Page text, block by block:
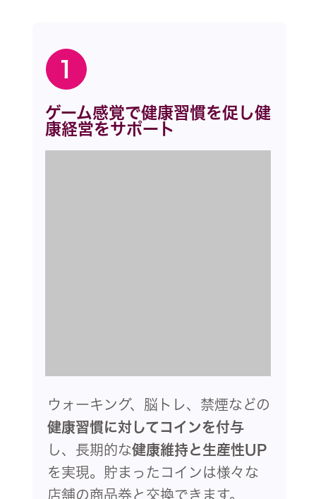
1
ゲーム感覚で健康習慣を促し健
康経営をサポート
ウォーキング、脳トレ、禁煙などの
健康習慣に対してコインを付与
し、長期的な健康維持と生産性UP
を実現。⁨⁩⁨⁩貯まったコインは様々な
店舗の商品券と交換できます。